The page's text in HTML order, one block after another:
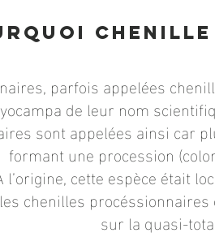
chenille
parfois appelées
de leur nom
sont appelées ainsi car
formant une procession
l’origine, cette espèce était
chenilles
sur la quasi-